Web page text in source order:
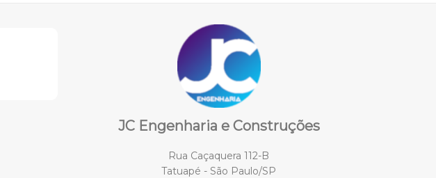
JC Engenharia e Construções
Rua Caçaquera 112-B
Tatuapé - São Paulo/SP